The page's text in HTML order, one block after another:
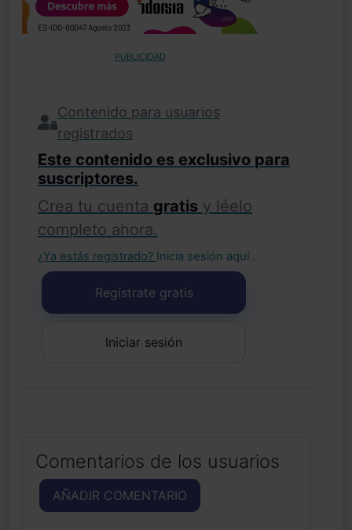
PUBLICIDAD
Contenido para usuarios
registrados
Este contenido es exclusivo para
suscriptores.
Crea tu cuenta gratis y léelo
completo ahora.
¿Ya estás registrado? Inicia sesión aquí .
Regístrate gratis
Iniciar sesión
Comentarios de los usuarios
AÑADIR COMENTARIO